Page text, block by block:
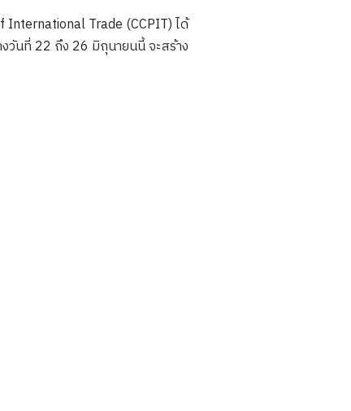
Trade (CCPIT) ได้
วันที่ 22 ถึง 26 มิถุนายนนี้ จะสร้าง